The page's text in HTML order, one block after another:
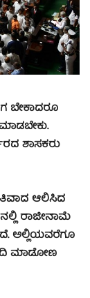
ಬೇಕಾದರೂ
ಶಾಸಕರು
ಆಲಿಸಿದ
ರಾಜೀನಾಮೆ
ಅಲ್ಲಿಯವರೆಗೂ
ಮಾಡೋಣ